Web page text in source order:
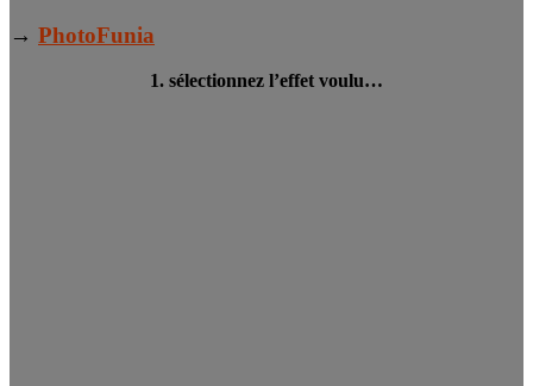
→ PhotoFunia
1. sélectionnez l’effet voulu…